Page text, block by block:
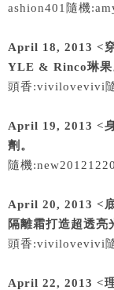
ashion401隨機
April 18, 2013 <
YLE & Rinco琳果
頭香:vivilovevivi
April 19, 2013 <
劑。
隨機
April 20, 2013 <
隔離霜打造超透亮
頭香:vivilovevivi
April 22, 2013 <